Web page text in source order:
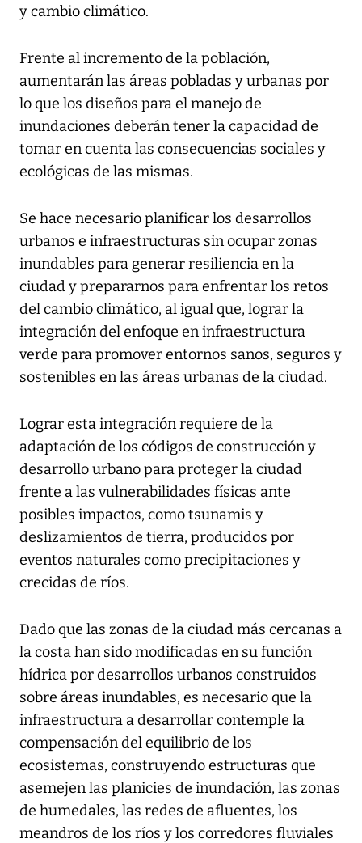
y cambio climático.
Frente al incremento de la población,
aumentarán las áreas pobladas y urbanas por
lo que los diseños para el manejo de
inundaciones deberán tener la capacidad de
tomar en cuenta las consecuencias sociales y
ecológicas de las mismas.
Se hace necesario planificar los desarrollos
urbanos e infraestructuras sin ocupar zonas
inundables para generar resiliencia en la
ciudad y prepararnos para enfrentar los retos
del cambio climático, al igual que, lograr la
integración del enfoque en infraestructura
verde para promover entornos sanos, seguros y
sostenibles en las áreas urbanas de la ciudad.
Lograr esta integración requiere de la
adaptación de los códigos de construcción y
desarrollo urbano para proteger la ciudad
frente a las vulnerabilidades físicas ante
posibles impactos, como tsunamis y
deslizamientos de tierra, producidos por
eventos naturales como precipitaciones y
crecidas de ríos.
Dado que las zonas de la ciudad más cercanas a
la costa han sido modificadas en su función
hídrica por desarrollos urbanos construidos
sobre áreas inundables, es necesario que la
infraestructura a desarrollar contemple la
compensación del equilibrio de los
ecosistemas, construyendo estructuras que
asemejen las planicies de inundación, las zonas
de humedales, las redes de afluentes, los
meandros de los ríos y los corredores fluviales